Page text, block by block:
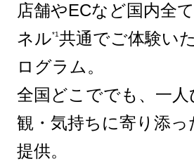
店舗やECなど国内全
ネル*1共通でご体験い
ログラム。
全国どこででも、一
観・気持ちに寄り添っ
提供。